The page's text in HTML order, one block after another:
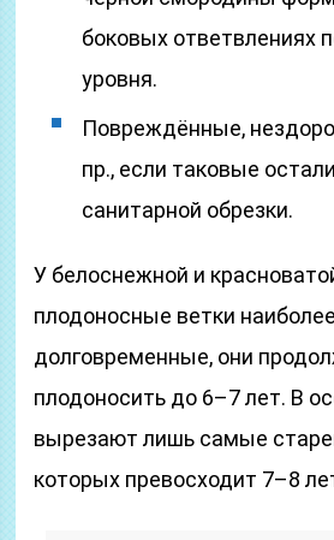
боковых ответвлениях
уровня.
Повреждённые,
пр., если таковые
санитарной обрезки.
У белоснежной и
плодоносные ветки наиболее
долговременные, они
плодоносить до 6–7 лет. В
вырезают лишь самые
которых превосходит 7–8